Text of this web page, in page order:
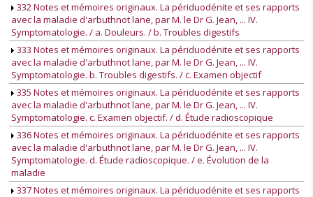
332 Notes et mémoires originaux. La périduodénite et ses rapports
avec la maladie d'arbuthnot lane, par M. le Dr G. Jean, ... IV.
Symptomatologie. / a. Douleurs. / b. Troubles digestifs
333 Notes et mémoires originaux. La périduodénite et ses rapports
avec la maladie d'arbuthnot lane, par M. le Dr G. Jean, ... IV.
Symptomatologie. b. Troubles digestifs. / c. Examen objectif
335 Notes et mémoires originaux. La périduodénite et ses rapports
avec la maladie d'arbuthnot lane, par M. le Dr G. Jean, ... IV.
Symptomatologie. c. Examen objectif. / d. Étude radioscopique
336 Notes et mémoires originaux. La périduodénite et ses rapports
avec la maladie d'arbuthnot lane, par M. le Dr G. Jean, ... IV.
Symptomatologie. d. Étude radioscopique. / e. Évolution de la
maladie
337 Notes et mémoires originaux. La périduodénite et ses rapports